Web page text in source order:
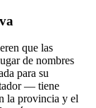
que las
de nombres
para su
— tiene
la provincia y el